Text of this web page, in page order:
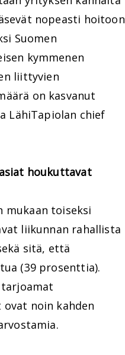
nopeasti hoitoon
Suomen
kymmenen
liittyvien
on kasvanut
LähiTapiolan chief
houkuttavat
mukaan toiseksi
liikunnan rahallista
sitä, että
(39 prosenttia).
noin kahden